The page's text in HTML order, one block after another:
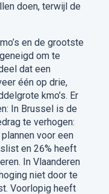
doen, terwijl de
en de grootste
om te
dat een
één op drie,
kmo’s. Er
In Brussel is de
te verhogen:
voor een
en 26% heeft
In Vlaanderen
niet door te
Voorlopig heeft